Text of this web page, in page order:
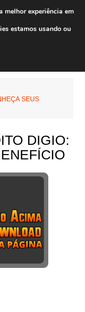
SEUS
DIGIO:
melhor experiência em
estamos usando ou